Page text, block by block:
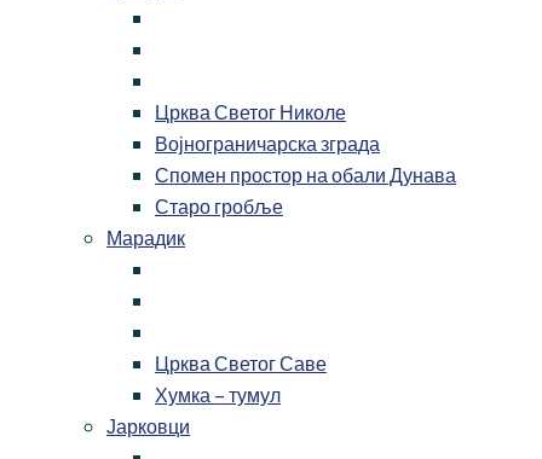
Црква Светог Николе
Војнограничарска зграда
Спомен простор на обали Дунава
Старо гробље
Марадик
Црква Светог Саве
Хумка – тумул
Јарковци